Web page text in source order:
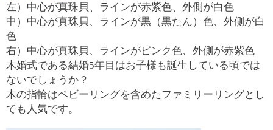
左）中心が真珠貝、ラインが赤紫色、外側が白色
中）中心が真珠貝、ラインが黒（黒たん）色、外側が白
色
右）中心が真珠貝、ラインがピンク色、外側が赤紫色
木婚式である結婚5年目はお子様も誕生している頃では
ないでしょうか？
木の指輪はベビーリングを含めたファミリーリングとし
ても人気です。